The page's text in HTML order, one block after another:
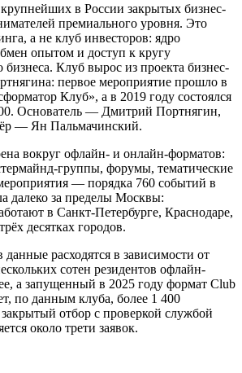
в России закрытых бизнес-
премиального уровня. Это
а не клуб инвесторов: ядро
опытом и доступ к кругу
бизнеса. Клуб вырос из проекта бизнес-
первое мероприятие прошло в
Клуб», а в 2019 году состоялся
Основатель — Дмитрий Портнягин,
— Ян Пальмачинский.
вокруг офлайн- и онлайн-форматов:
группы, форумы, тематические
— порядка 760 событий в
далеко за пределы Москвы:
в Санкт-Петербурге, Краснодаре,
десятках городов.
расходятся в зависимости от
сотен резидентов офлайн-
а запущенный в 2025 году формат Club
по данным клуба, более 1 400
отбор с проверкой службой
около трети заявок.